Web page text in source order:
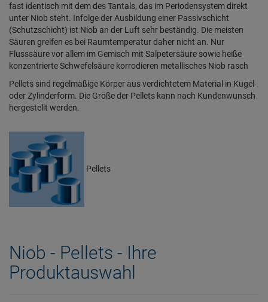
fast identisch mit dem des Tantals, das im Periodensystem direkt
unter Niob steht. Infolge der Ausbildung einer Passivschicht
(Schutzschicht) ist Niob an der Luft sehr beständig. Die meisten
Säuren greifen es bei Raumtemperatur daher nicht an. Nur
Flusssäure vor allem im Gemisch mit Salpetersäure sowie heiße
konzentrierte Schwefelsäure korrodieren metallisches Niob rasch
Pellets sind regelmäßige Körper aus verdichtetem Material in Kugel-
oder Zylinderform. Die Größe der Pellets kann nach Kundenwunsch
hergestellt werden.
Pellets
Niob - Pellets - Ihre
Produktauswahl